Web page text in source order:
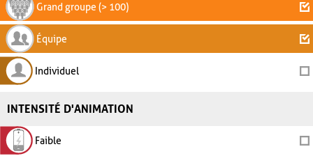
Grand groupe (> 100)
Équipe
Individuel
INTENSITÉ D'ANIMATION
Faible